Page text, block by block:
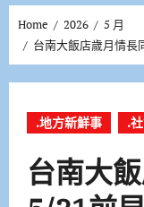
Home 2026
5 月
台南大飯店歲月情長
.地方新鮮事 .
台南大